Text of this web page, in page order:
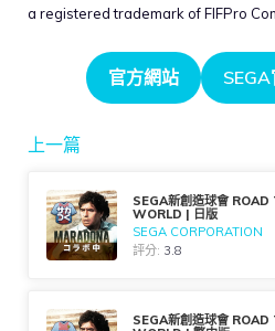
a registered trademark of FIFPro
官方網站
上一篇
SEGA新創造球會
WORLD | 日版
SEGA CORPORATION
評分: 3.8
SEGA新創造球會